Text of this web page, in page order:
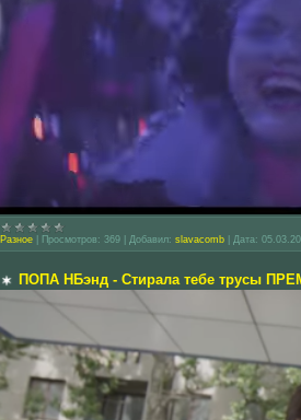
Разное Просмотров: 369 Добавил: slavacomb Дата:
ПОПА НБэнд - Стирала тебе трусы